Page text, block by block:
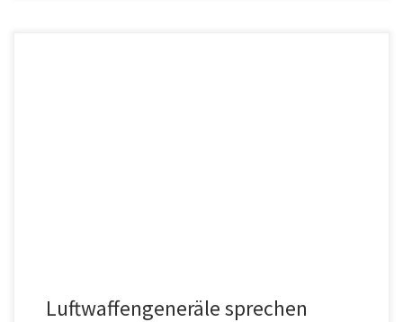
Luftwaffengeneräle sprechen